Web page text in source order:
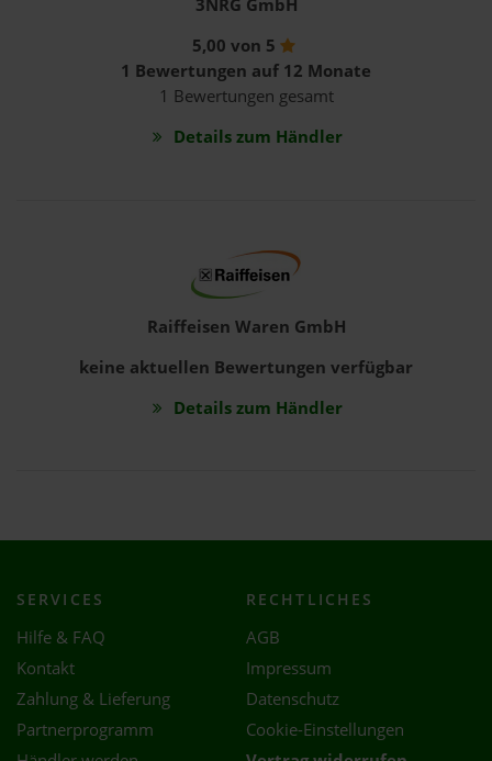
3NRG GmbH
5,00 von 5
1 Bewertungen auf 12 Monate
1 Bewertungen gesamt
Details zum Händler
Raiffeisen Waren GmbH
keine aktuellen Bewertungen verfügbar
Details zum Händler
SERVICES
Hilfe & FAQ
Kontakt
Zahlung & Lieferung
Partnerprogramm
RECHTLICHES
AGB
Impressum
Datenschutz
Cookie-Einstellungen